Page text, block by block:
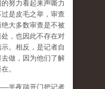
努力看起来声嘶力
是皮毛之举，审查
绝大多数审查是不被
，也因此不存在对
。相反，是记者自
做，因为他们了解
。
半夜踹开门把记者